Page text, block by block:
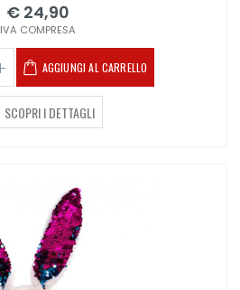
€ 24,90
IVA COMPRESA
AGGIUNGI AL CARRELLO
SCOPRI I DETTAGLI